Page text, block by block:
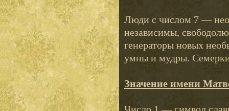
Люди с числом 7 —
независимы,
генераторы новых
умны и мудры.
Значение имени